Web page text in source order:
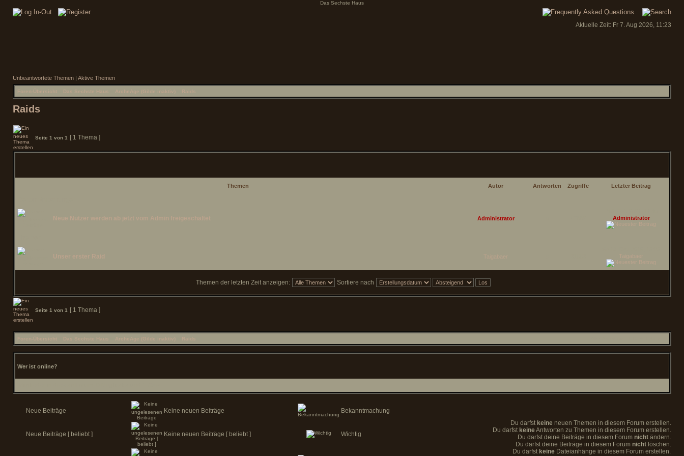
Das Sechste Haus
Aktuelle Zeit: Fr 7. Aug 2026, 11:23
Unbeantwortete Themen | Aktive Themen
Foren-Übersicht Das Sechste Haus ArcheAge (Gilde inaktiv) Raids
Raids
Seite 1 von 1 [ 1 Thema ]
Themen Autor Antworten Zugriffe Letzter Beitrag
Neue Nutzer werden ab jetzt vom Admin freigeschaltet Administrator
Administrator
Unser erster Raid Taigabaer
Taigabaer
Themen der letzten Zeit anzeigen: Sortiere nach
Seite 1 von 1 [ 1 Thema ]
Foren-Übersicht Das Sechste Haus ArcheAge (Gilde inaktiv) Raids
Wer ist online?
Neue Beiträge Keine neuen Beiträge Bekanntmachung
Neue Beiträge [ beliebt ] Keine neuen Beiträge [ beliebt ] Wichtig
Du darfst keine neuen Themen in diesem Forum erstellen.
Du darfst keineAntworten zu Themen in diesem Forum erstellen.
Du darfst deine Beiträge in diesem Forum nicht ändern.
Du darfst deine Beiträge in diesem Forum nicht löschen.
Du darfst keine Dateianhänge in diesem Forum erstellen.